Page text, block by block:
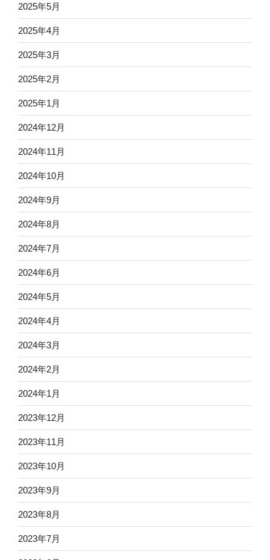
2025年5月
2025年4月
2025年3月
2025年2月
2025年1月
2024年12月
2024年11月
2024年10月
2024年9月
2024年8月
2024年7月
2024年6月
2024年5月
2024年4月
2024年3月
2024年2月
2024年1月
2023年12月
2023年11月
2023年10月
2023年9月
2023年8月
2023年7月